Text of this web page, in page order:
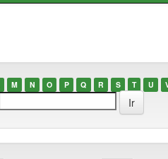
M N O P Q R S T U